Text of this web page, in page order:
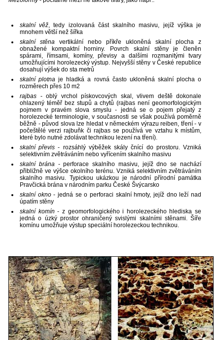
skalní věž, tedy izolovaná část skalního masivu, jejíž výška je
mnohem větší než šířka
skalní stěna vertikální nebo příkře ukloněná skalní plocha z
obnažené kompaktní horniny. Povrch skalní stěny je členěn
spárami, římsami, komíny, převisy a dalšími rozmanitými tvary
umožňujícími horolezecký výstup. Nejvyšší stěny v České republice
dosahují výšek do sta metrů
skalní plotna je hladká a rovná často ukloněná skalní plocha o
rozměrech přes 10 m2
rajbas - oblý vrchol pískovcových skal, vlivem deště dokonale
ohlazený téměř bez stupů a chytů (rajbas není geomorfologickým
pojmem v pravém slova smyslu - jedná se o pojem přejatý z
horolezecké terminologie, v současnosti se však používá poměrně
běžně - původ slova lze hledat v německém výrazu reiben, tření - v
počeštělé verzi rajbuňk či rajbas se používá ve vztahu k místům,
které bylo nutné zdolávat technikou lezení na tření).
skalní převis - rozsáhlý výběžek skály čnící do prostoru. Vzniká
selektivním zvětráváním nebo vyřícením skalního masivu
skalní brána- perforace skalního masivu, jejíž dno se nachází
přibližně ve výšce okolního terénu. Vzniká selektivním zvětráváním
skalního masivu. Typickou ukázkou je národní přírodní památka
Pravčická brána v národním parku České Švýcarsko
skalní okno- jedná se o perforaci skalní hmoty, jejíž dno leží nad
úpatím stěny
skalní komín - z geomorfologického i horolezeckého hlediska se
jedná o úzký prostor ohraničený svislými skalními stěnami. Šíře
komínu umožňuje výstup speciální horolezeckou technikou.